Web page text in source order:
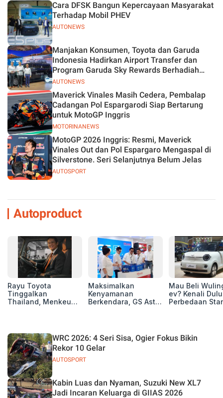
AUTONEWS
Cara DFSK Bangun Kepercayaan Masyarakat
Terhadap Mobil PHEV
AUTONEWS
Manjakan Konsumen, Toyota dan Garuda
Indonesia Hadirkan Airport Transfer dan
Program Garuda Sky Rewards Berhadiah
Hybrid EV
MOTORINANEWS
Maverick Vinales Masih Cedera, Pembalap
Cadangan Pol Espargarodi Siap Bertarung
untuk MotoGP Inggris
AUTOSPORT
MotoGP 2026 Inggris: Resmi, Maverick
Vinales Out dan Pol Espargaro Mengaspal di
Silverstone. Seri Selanjutnya Belum Jelas
Autoproduct
Rayu Toyota
Tinggalkan
Thailand, Menkeu
Basis Produksi
ASEAN
Maksimalkan
Kenyamanan
Berkendara, GS Astra
2026
Mau Beli
ev? Kenali Dulu
Perbedaan
AUTOSPORT
WRC 2026: 4 Seri Sisa, Ogier Fokus Bikin
Rekor 10 Gelar
Kabin Luas dan Nyaman, Suzuki New XL7
Jadi Incaran Keluarga di GIIAS 2026